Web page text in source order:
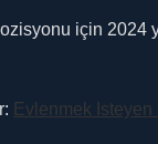
için
Evlenmek